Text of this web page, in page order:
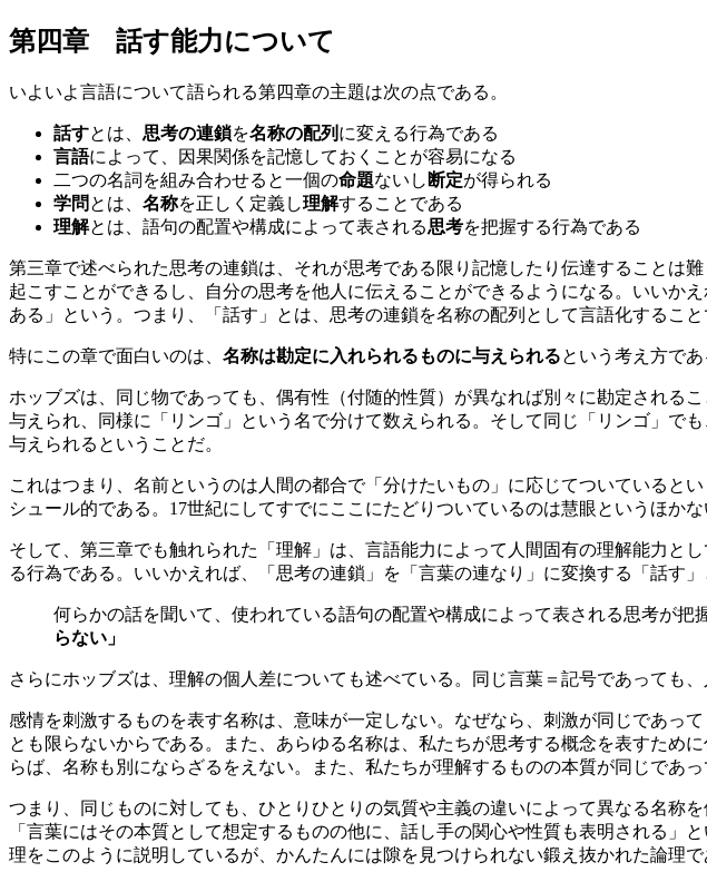
第四章 話す能力について
いよいよ言語について語られる第四章の主題は次の点である。
話すとは、 思考の連鎖を名称の配列 に変える行為である
言語によって、因果関係を記憶しておくことが容易になる
二つの名詞を組み合わせると一個の命題ないし 断定が得られる
学問 とは、 名称を正しく定義し理解することである
理解とは、語句の配置や構成によって表される思考を把握する行為である
第三章で述べられた思考の連鎖は、それが思考である限り記憶したり伝達することは
起こすことができるし、自分の思考を他人に伝えることができるようになる。いいか
ある」という。つまり、「話す」とは、思考の連鎖を名称の配列として言語化すること
特にこの章で面白いのは、 名称は勘定に入れられるものに与えられるという考え方で
ホッブズは、同じ物であっても、偶有性（付随的性質）が異なれば別々に勘定される
与えられ、同様に「リンゴ」という名で分けて数えられる。そして同じ「リンゴ」で
与えられるということだ。
これはつまり、名前というのは人間の都合で「分けたいもの」に応じてついていると
シュール的である。17世紀にしてすでにここにたどりついているのは慧眼というほかな
そして、第三章でも触れられた「理解」は、言語能力によって人間固有の理解能力と
る行為である。いいかえれば、「思考の連鎖」を「言葉の連なり」に変換する「話す
何らかの話を聞いて、使われている語句の配置や構成によって表される思考が把
らない」
さらにホッブズは、理解の個人差についても述べている。同じ言葉＝記号であっても
感情を刺激するものを表す名称は、意味が一定しない。なぜなら、刺激が同じであっ
とも限らないからである。また、あらゆる名称は、私たちが思考する概念を表すため
らば、名称も別にならざるをえない。また、私たちが理解するものの本質が同じであ
つまり、同じものに対しても、ひとりひとりの気質や主義の違いによって異なる名称
「言葉にはその本質として想定するものの他に、話し手の関心や性質も表明される
理をこのように説明しているが、かんたんには隙を見つけられない鍛え抜かれた論理で